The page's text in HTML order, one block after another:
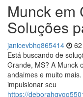
Munck em
Soluções
janicevbhq865414
Está buscando de
Grande, MS? A Munck
andaimes e muito
impulsionar seu
https://